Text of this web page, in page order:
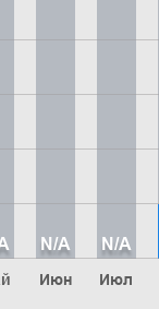
Июн
N/A
Июл
N/A